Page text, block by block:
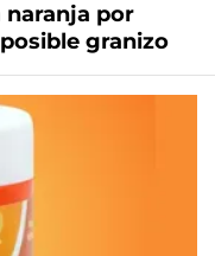
naranja por
granizo